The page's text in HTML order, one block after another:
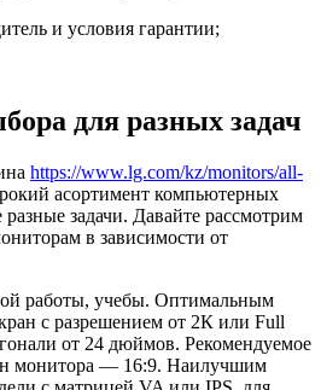
и условия гарантии;
для разных задач
https://www.lg.com/kz/monitors/all-
асортимент компьютерных
задачи. Давайте рассмотрим
в зависимости от
работы, учебы. Оптимальным
с разрешением от 2К или Full
от 24 дюймов. Рекомендуемое
монитора — 16:9. Наилучшим